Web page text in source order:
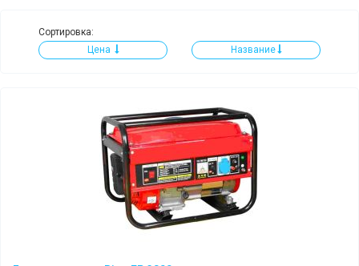
Сортировка:
Цена
Название